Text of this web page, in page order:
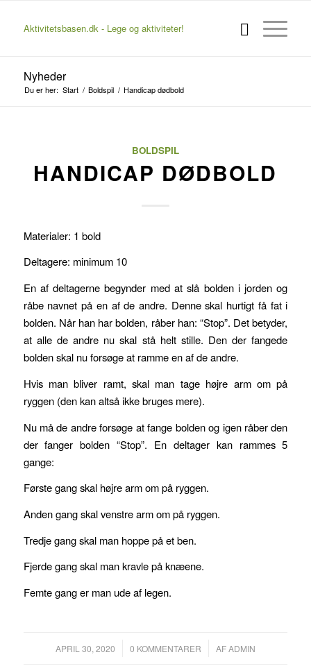
Aktivitetsbasen.dk - Lege og aktiviteter!
Nyheder
Du er her: Start / Boldspil / Handicap dødbold
BOLDSPIL
HANDICAP DØDBOLD
Materialer: 1 bold
Deltagere: minimum 10
En af deltagerne begynder med at slå bolden i jorden og
råbe navnet på en af de andre. Denne skal hurtigt få fat i
bolden. Når han har bolden, råber han: “Stop”. Det betyder,
at alle de andre nu skal stå helt stille. Den der fangede
bolden skal nu forsøge at ramme en af de andre.
Hvis man bliver ramt, skal man tage højre arm om på
ryggen (den kan altså ikke bruges mere).
Nu må de andre forsøge at fange bolden og igen råber den
der fanger bolden “Stop”. En deltager kan rammes 5
gange:
Første gang skal højre arm om på ryggen.
Anden gang skal venstre arm om på ryggen.
Tredje gang skal man hoppe på et ben.
Fjerde gang skal man kravle på knæene.
Femte gang er man ude af legen.
APRIL 30, 2020 0 KOMMENTARER
/ AFADMIN